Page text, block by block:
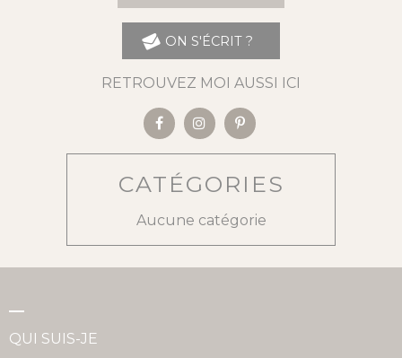
ON S'ÉCRIT ?
RETROUVEZ MOI AUSSI ICI
CATÉGORIES
Aucune catégorie
QUI SUIS-JE